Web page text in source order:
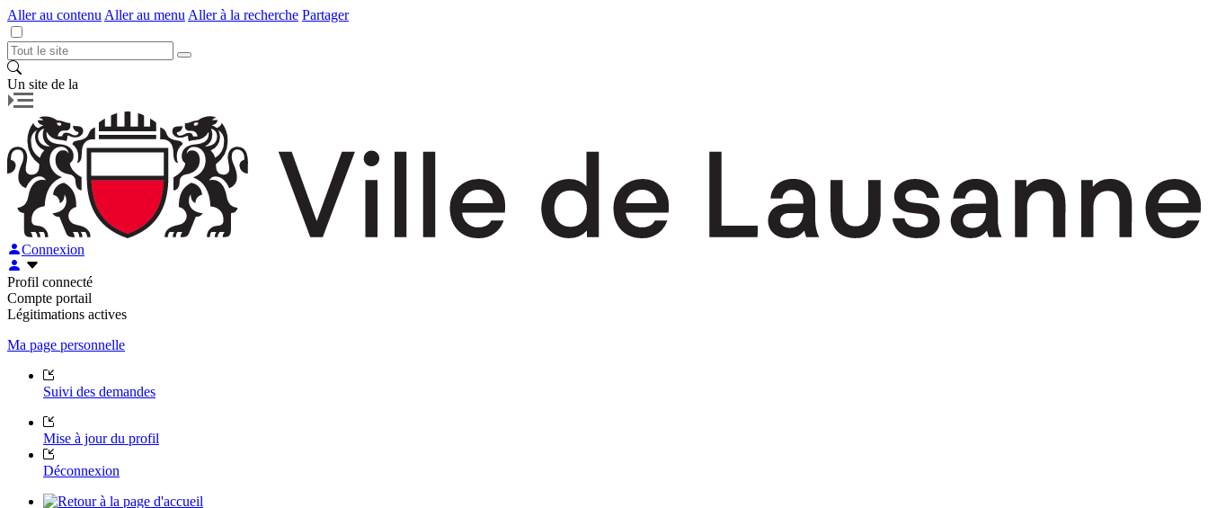
Aller au contenu Aller au menu Aller à la recherche Partager
Un site de la
Connexion
Profil connecté
Compte portail
Légitimations actives
Ma page personnelle
Suivi des demandes
Mise à jour du profil
Déconnexion